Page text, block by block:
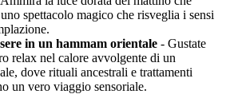
spettacolo magico che risveglia i sensi
in un hammam orientale - Gustate
relax nel calore avvolgente di un
dove rituali ancestrali e trattamenti
un vero viaggio sensoriale.